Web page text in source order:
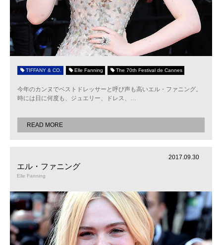
TIFFANY & CO. Elle Fanning The 70th Festival de Cannes
今年のカンヌでベストドレッサーと呼び声も高いエル・ファニング。
時には日に何度も、ジュエリー、ドレス、 …
READ MORE
エル・ファニング
Elle Fanning
2017.09.30